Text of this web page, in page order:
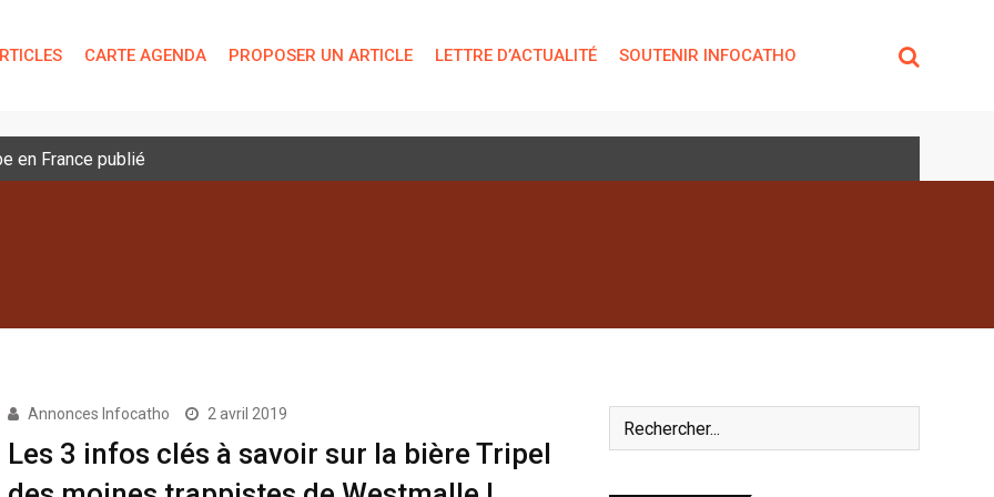
CARTE AGENDA PROPOSER UN ARTICLE LETTRE D’ACTUALITÉ SOUTENIR INFOCATHO
en France publié
Annonces Infocatho 2 avril 2019
Les 3 infos clés à savoir sur la bière Tripel